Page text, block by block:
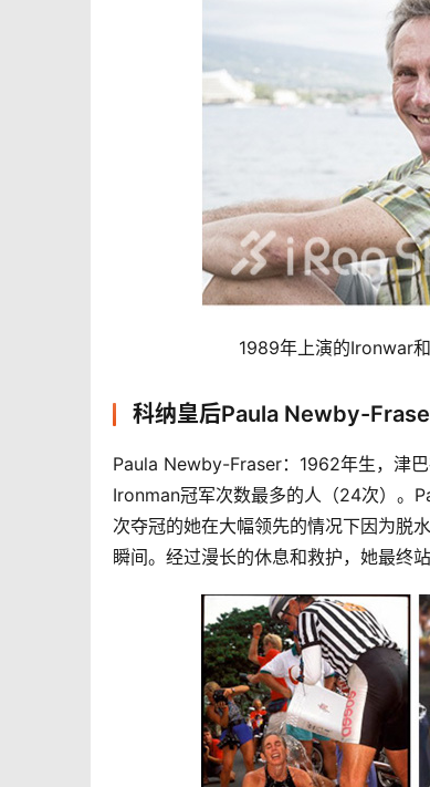
1989年上演的Ironwar
科纳皇后Paula Newby-
Paula Newby-Fraser：1962年生，津
Ironman冠军次数最多的人（24次）。
次夺冠的她在大幅领先的情况下因为脱
瞬间。经过漫长的休息和救护，她最终